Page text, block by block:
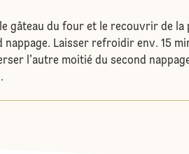
gâteau du four et le recouvrir de la
nappage. Laisser refroidir env. 15
l’autre moitié du second